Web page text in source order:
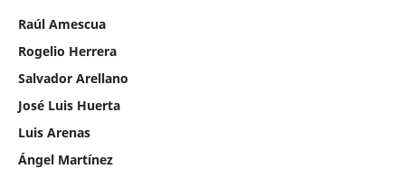
Raúl Amescua
Rogelio Herrera
Salvador Arellano
José Luis Huerta
Luis Arenas
Ángel Martínez